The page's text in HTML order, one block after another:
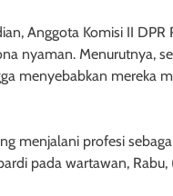
Anggota Komisi II DPR
nyaman. Menurutnya,
menyebabkan mereka
menjalani profesi
pada wartawan,